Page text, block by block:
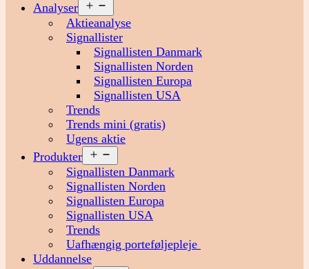
Analyser
menu
Aktieanalyse
Signallister
Signallisten Danmark
Signallisten Norden
Signallisten Europa
Signallisten USA
Trends
Trends mini (gratis)
Ugens aktie
Produkter
menu
Signallisten Danmark
Signallisten Norden
Signallisten Europa
Signallisten USA
Trends
Uafhængig porteføljepleje
Uddannelse